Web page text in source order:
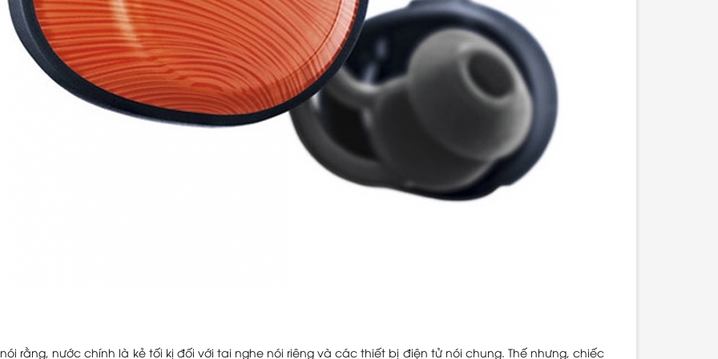
rằng, nước chính là kẻ tối kị đối với tai nghe nói riêng và các thiết bị điện tử nói chung. Thế nhưng, chiếc